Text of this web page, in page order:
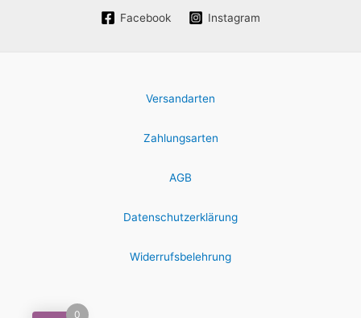
Facebook Instagram
Versandarten
Zahlungsarten
AGB
Datenschutzerklärung
Widerrufsbelehrung
0